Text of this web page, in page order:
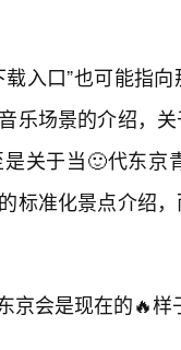
入口”也可能指
乐场景的介绍，
关于当🙂代东京
标准化景点介绍
京会是现在的🔥样